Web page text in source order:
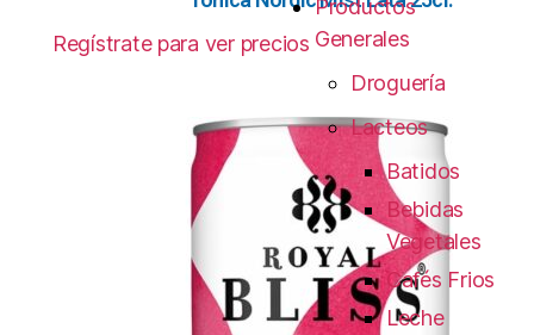
Regístrate para ver precios
Productos
Generales
Droguería
Lacteos
Batidos
Bebidas
Vegetales
Cafés Frios
Leche